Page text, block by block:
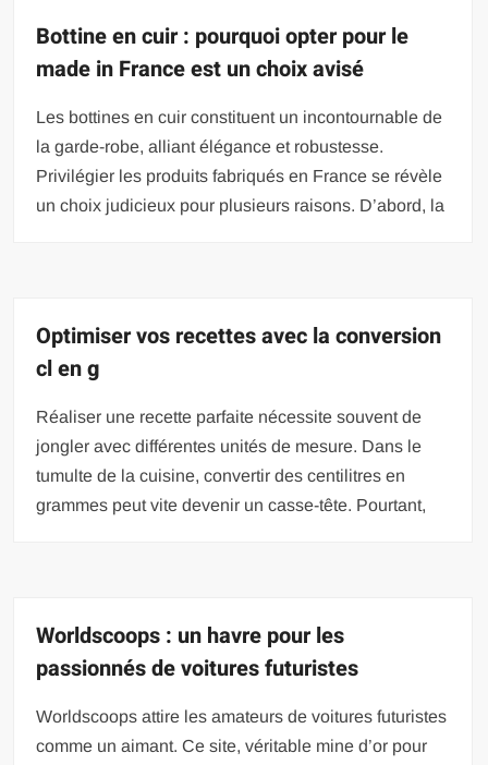
Bottine en cuir : pourquoi opter pour le
made in France est un choix avisé
Les bottines en cuir constituent un incontournable de
la garde-robe, alliant élégance et robustesse.
Privilégier les produits fabriqués en France se révèle
un choix judicieux pour plusieurs raisons. D’abord, la
Optimiser vos recettes avec la conversion
cl en g
Réaliser une recette parfaite nécessite souvent de
jongler avec différentes unités de mesure. Dans le
tumulte de la cuisine, convertir des centilitres en
grammes peut vite devenir un casse-tête. Pourtant,
Worldscoops : un havre pour les
passionnés de voitures futuristes
Worldscoops attire les amateurs de voitures futuristes
comme un aimant. Ce site, véritable mine d’or pour